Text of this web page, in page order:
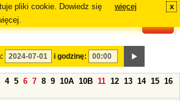
pliki cookie. Dowiedz się
więcej x
i godzinę:
4 5 6 7 8 9 10A 10B 11 12 13 14 15 16